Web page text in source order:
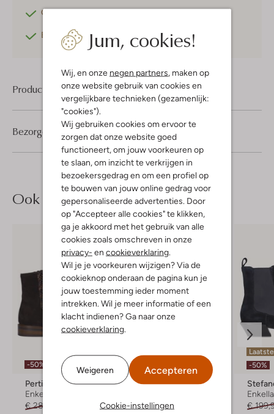
Jum, cookies!
Wij, en onze negen partners, maken op
onze website gebruik van cookies en
vergelijkbare technieken (gezamenlijk:
"cookies").
Wij gebruiken cookies om ervoor te
zorgen dat onze website goed
functioneert, om jouw voorkeuren op
te slaan, om inzicht te verkrijgen in
bezoekersgedrag en om een profiel op
te bouwen van jouw online gedrag voor
gepersonaliseerde advertenties. Door
op "Accepteer alle cookies" te klikken,
ga je akkoord met het gebruik van alle
cookies zoals omschreven in onze
privacy- en cookieverklaring.
Wil je je voorkeuren wijzigen? Via de
cookieknop onderaan de pagina kun je
jouw toestemming ieder moment
intrekken. Wil je meer informatie of een
klacht indienen? Ga naar onze
cookieverklaring.
Weigeren Accepteren
Cookie-instellingen
Gratis retournerenbinnen 30 dagen*
Betaal achteraf
Product informatie
Bezorgen & retourneren
Ook iets voor jou?
-50%
Pertini
Enkellaarsjes
€ 289,95
-50%
Pertini
€ 289,95 € 144,99
-50%
€